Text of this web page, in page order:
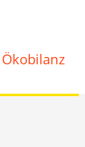
Ökobilanz